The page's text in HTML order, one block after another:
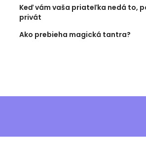
Keď vám vaša priateľka nedá to,
privát
Ako prebieha magická tantra?